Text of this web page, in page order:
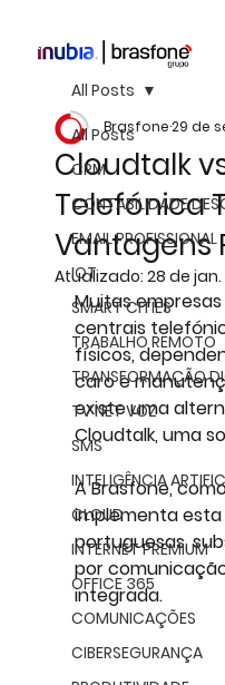
All Posts
CRM
CONTABILIDADE
EMAIL PROFISSIONAL
IOT
SMART CITIES
TRABALHO REMOTO
TRANSFORMAÇÃO
TV NET VOZ
SMS
INTELIGÊNCIA
CLOUD
INTERNET PREMIUM
OFFICE 365
COMUNICAÇÕES
CIBERSEGURANÇA
All Posts
Cloudtalk
Telefónica
Vantagens
Brasfone29 de
Atualizado: 28 de jan.
Muitas
centrais
físicos,
caro e
existe uma
Cloudtalk, uma
A Brasfone,
implementa
portuguesas,
por
integrada.